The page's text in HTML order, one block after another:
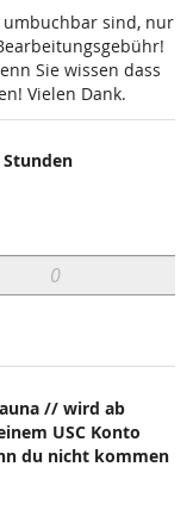
umbuchbar sind, nur
Sie wissen dass
Vielen Dank.
Stunden
// wird ab
USC Konto
du nicht kommen